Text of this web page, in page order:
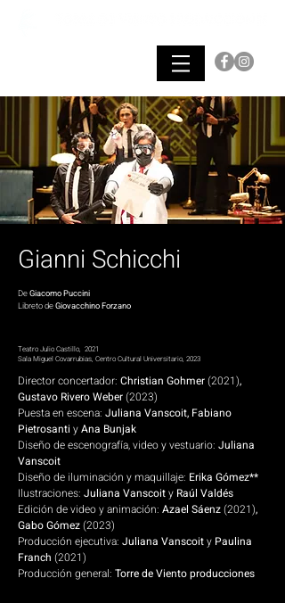
Gianni Schicchi
DeGiacomo Puccini
Libreto deGiovacchino Forzano
Teatro Julio Castillo, 2021
Sala Miguel Covarrubias, Centro Cultural Universitario, 2023
Director concertador: Christian Gohmer(2021),
Gustavo Rivero Weber(2023)
Puesta en escena: Juliana Vanscoit, Fabiano
Pietrosanti yAna Bunjak
Diseño de escenografía, video y vestuario: Juliana
Vanscoit
Diseño de iluminación y maquillaje: Erika Gómez**
Ilustraciones: Juliana Vanscoity Raúl Valdés
Edición de video y animación: Azael Sáenz(2021),
Gabo Gómez(2023)
Producción ejecutiva: Juliana Vanscoity Paulina
Franch (2021)
Producción general: Torre de Viento producciones